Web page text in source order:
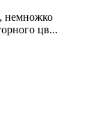
немножко
цв...